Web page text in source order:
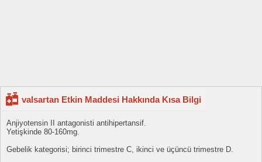
valsartan Etkin Maddesi Hakkında Kısa Bilgi
Anjiyotensin II antagonisti antihipertansif.
Yetişkinde 80-160mg.
Gebelik kategorisi; birinci trimestre C, ikinci ve üçüncü trimestre D.